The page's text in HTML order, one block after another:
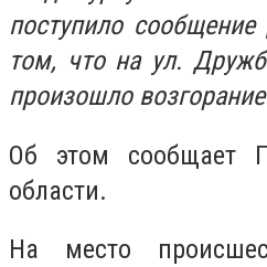
поступило
том, что на ул.
произошло
Об этом сообщает
области.
На место